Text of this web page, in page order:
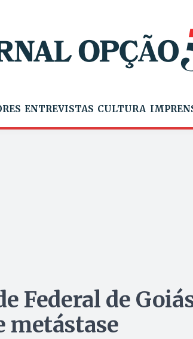
ENTREVISTAS CULTURA
Federal de
metástase